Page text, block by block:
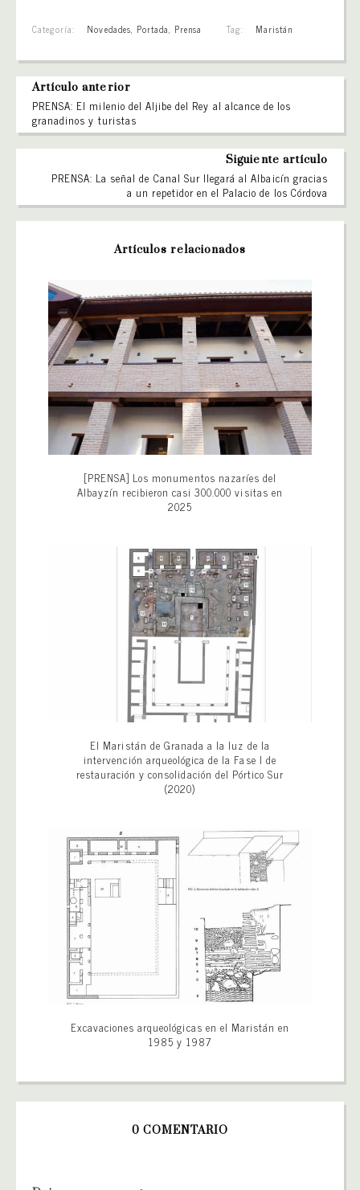
Categoría: Novedades, Portada, Prensa Tag: Maristán
Artículo anterior
PRENSA: El milenio del Aljibe del Rey al alcance de los
granadinos y turistas
Siguiente artículo
PRENSA: La señal de Canal Sur llegará al Albaicín gracias
a un repetidor en el Palacio de los Córdova
Artículos relacionados
[PRENSA] Los monumentos nazaríes del
Albayzín recibieron casi 300.000 visitas en
2025
El Maristán de Granada a la luz de la
intervención arqueológica de la Fase I de
restauración y consolidación del Pórtico Sur
(2020)
Excavaciones arqueológicas en el Maristán en
1985 y 1987
0 COMENTARIO